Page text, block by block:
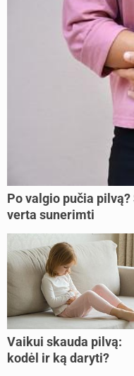
Po valgio pučia
verta sunerimti
Vaikui skauda pilvą:
kodėl ir ką daryti?